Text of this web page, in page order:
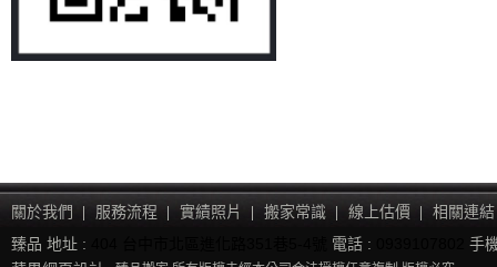
關於我們 服務流程 實績照片 搬家常識 線上估價
相關連結
臻品 地址 :
電話 :
手